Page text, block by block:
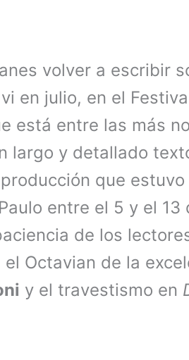
volver a escribir
en julio, en el
está entre las más
largo y detallado
que estuvo
entre el 5 y el 13
de los
Octavian de la
y el travestismo en